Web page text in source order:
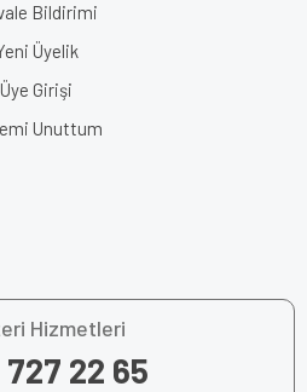
Bildirimi
Üyelik
Üye Girişi
Unuttum
Hizmetleri
22 65